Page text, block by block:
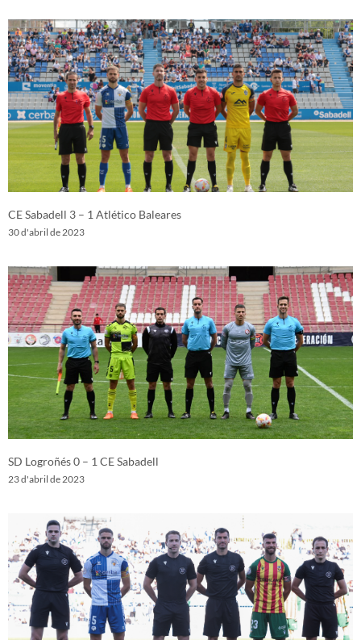
CE Sabadell 3 – 1 Atlético Baleares
30 d'abril de 2023
SD Logroñés 0 – 1 CE Sabadell
23 d'abril de 2023